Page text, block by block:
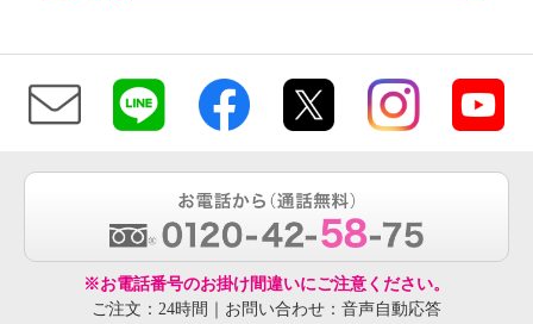
※お電話番号のお掛け間違いにご注意ください。
ご注文：24時間｜お問い合わせ：音声自動応答